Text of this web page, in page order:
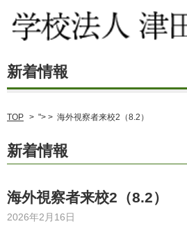
TOP > "> > 海外視察者来校2（8.2）
新着情報
海外視察者来校2（8.2）
2026年2月16日